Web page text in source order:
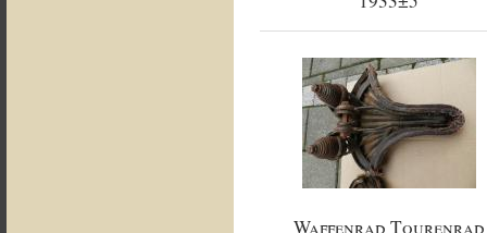
Waffenrad Tourenrad